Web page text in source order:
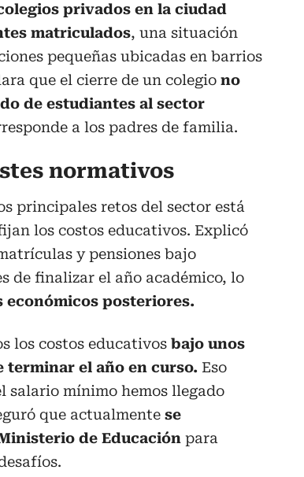
privados en la ciudad
matriculados, una situación
pequeñas ubicadas en barrios
que el cierre de un colegio no
de estudiantes al sector
a los padres de familia.
normativos
principales retos del sector está
los costos educativos. Explicó
y pensiones bajo
de finalizar el año académico, lo
posteriores.
los costos educativos bajo unos
terminar el año en curso. Eso
salario mínimo hemos llegado
que actualmente se
de Educación para